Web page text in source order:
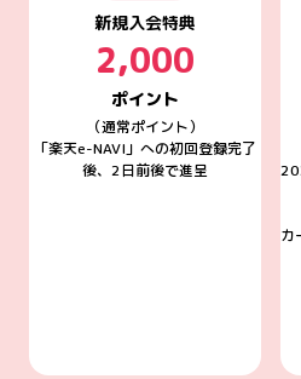
新規入会特典
2,000
ポイント
（通常ポイント）
「楽天e-NAVI」への初回登録完了
後、2日前後で進呈
カ